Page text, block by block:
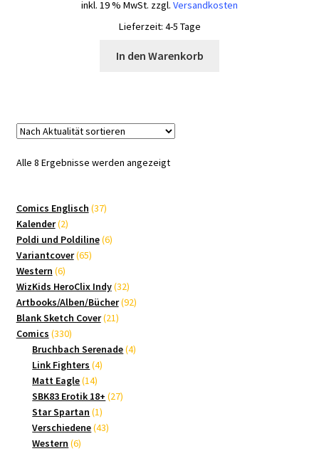
inkl. 19 % MwSt. zzgl. Versandkosten
Lieferzeit: 4-5 Tage
In den Warenkorb
Alle 8 Ergebnisse werden angezeigtNach
Comics Englisch 3737
Kalender 22
Produkte
Poldi und Poldiline 66
Variantcover 6565
Western 66
Produkte
WizKids HeroClix Indy 3232
Produkte
Artbooks/Alben/Bücher 9292
Blank Sketch Cover 2121
Comics 330330
Produkte
Bruchbach Serenade 44
Link Fighters 44
Matt Eagle 1414
Produkte
SBK83 Erotik 18+ 2727
Star Spartan 11
Produkt
Verschiedene 4343
Western 66